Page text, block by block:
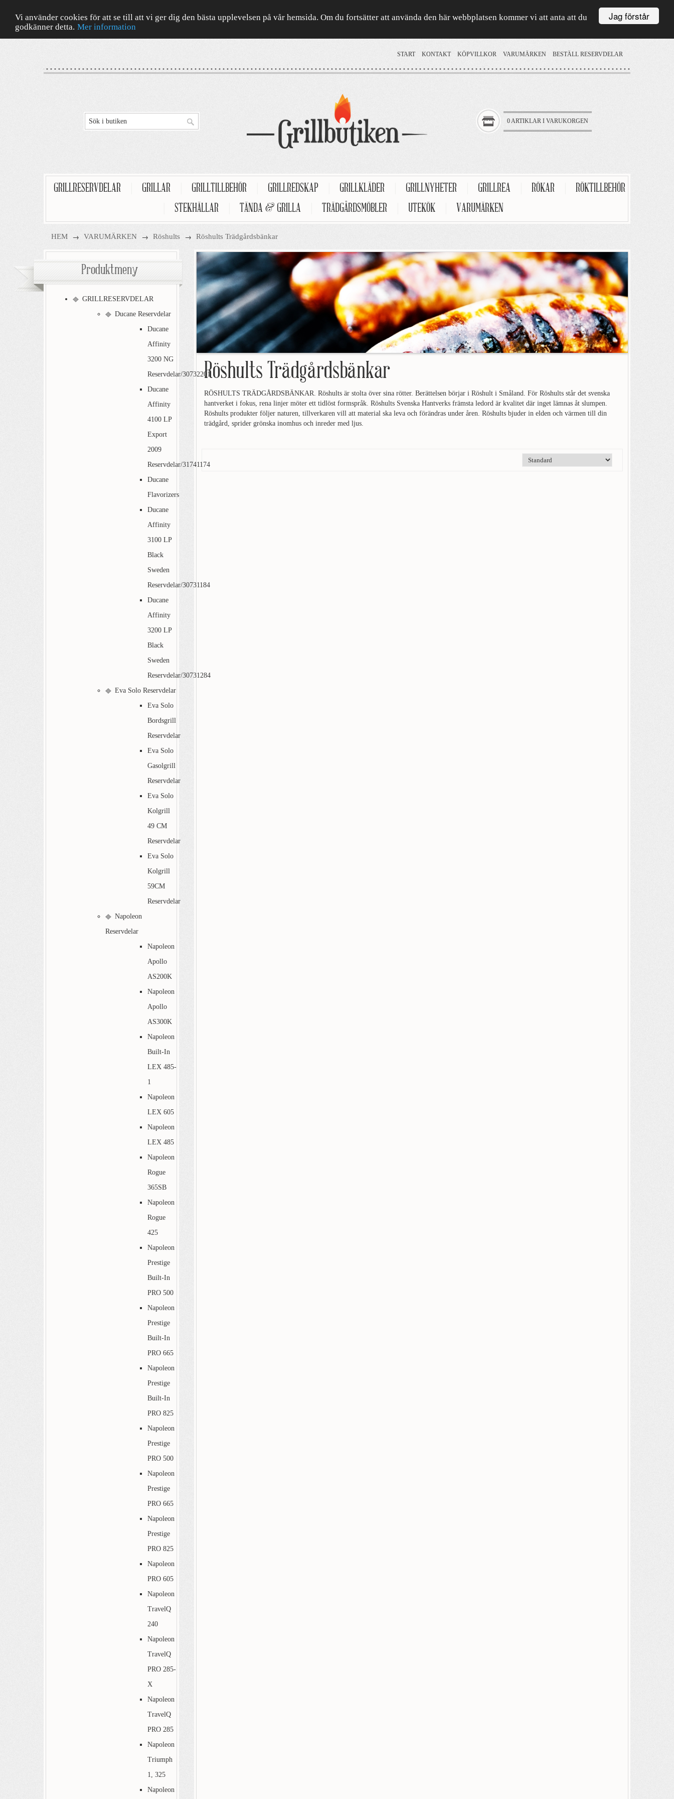
Jag förstår
Vi använder cookies för att se till att vi ger dig den bästa upplevelsen på vår hemsida. Om du fortsätter att använda den här webbplatsen kommer vi att anta att du
godkänner detta. Mer information
START KONTAKT KÖPVILLKOR VARUMÄRKEN BESTÄLL RESERVDELAR
0 ARTIKLAR I VARUKORGEN
GRILLRESERVDELAR GRILLAR GRILLTILLBEHÖR GRILLREDSKAP GRILLKLÄDER GRILLNYHETER GRILLREA RÖKAR
RÖKTILLBEHÖR
STEKHÄLLAR TÄNDA & GRILLA TRÄDGÅRDSMÖBLER UTEKÖK VARUMÄRKEN
HEM → VARUMÄRKEN → Röshults → Röshults Trädgårdsbänkar
Röshults Trädgårdsbänkar
RÖSHULTS TRÄDGÅRDSBÄNKAR. Röshults är stolta över sina rötter. Berättelsen börjar i Röshult i Småland. För Röshults står det svenska
hantverket i fokus, rena linjer möter ett tidlöst formspråk. Röshults Svenska Hantverks främsta ledord är kvalitet där inget lämnas åt slumpen.
Röshults produkter följer naturen, tillverkaren vill att material ska leva och förändras under åren. Röshults bjuder in elden och värmen till din
trädgård, sprider grönska inomhus och inreder med ljus.
Produktmeny
GRILLRESERVDELAR
Ducane Reservdelar
Ducane
Affinity
3200 NG
Reservdelar/30732201
Ducane
Affinity
4100 LP
Export
2009
Reservdelar/31741174
Ducane
Flavorizers
Ducane
Affinity
3100 LP
Black
Sweden
Reservdelar/30731184
Ducane
Affinity
3200 LP
Black
Sweden
Reservdelar/30731284
Eva Solo Reservdelar
Eva Solo
Bordsgrill
Reservdelar
Eva Solo
Gasolgrill
Reservdelar
Eva Solo
Kolgrill
49 CM
Reservdelar
Eva Solo
Kolgrill
59CM
Reservdelar
Napoleon
Reservdelar
Napoleon
Apollo
AS200K
Napoleon
Apollo
AS300K
Napoleon
Built-In
LEX 485-
1
Napoleon
LEX 605
Napoleon
LEX 485
Napoleon
Rogue
365SB
Napoleon
Rogue
425
Napoleon
Prestige
Built-In
PRO 500
Napoleon
Prestige
Built-In
PRO 665
Napoleon
Prestige
Built-In
PRO 825
Napoleon
Prestige
PRO 500
Napoleon
Prestige
PRO 665
Napoleon
Prestige
PRO 825
Napoleon
PRO 605
Napoleon
TravelQ
240
Napoleon
TravelQ
PRO 285-
X
Napoleon
TravelQ
PRO 285
Napoleon
Triumph
1, 325
Napoleon